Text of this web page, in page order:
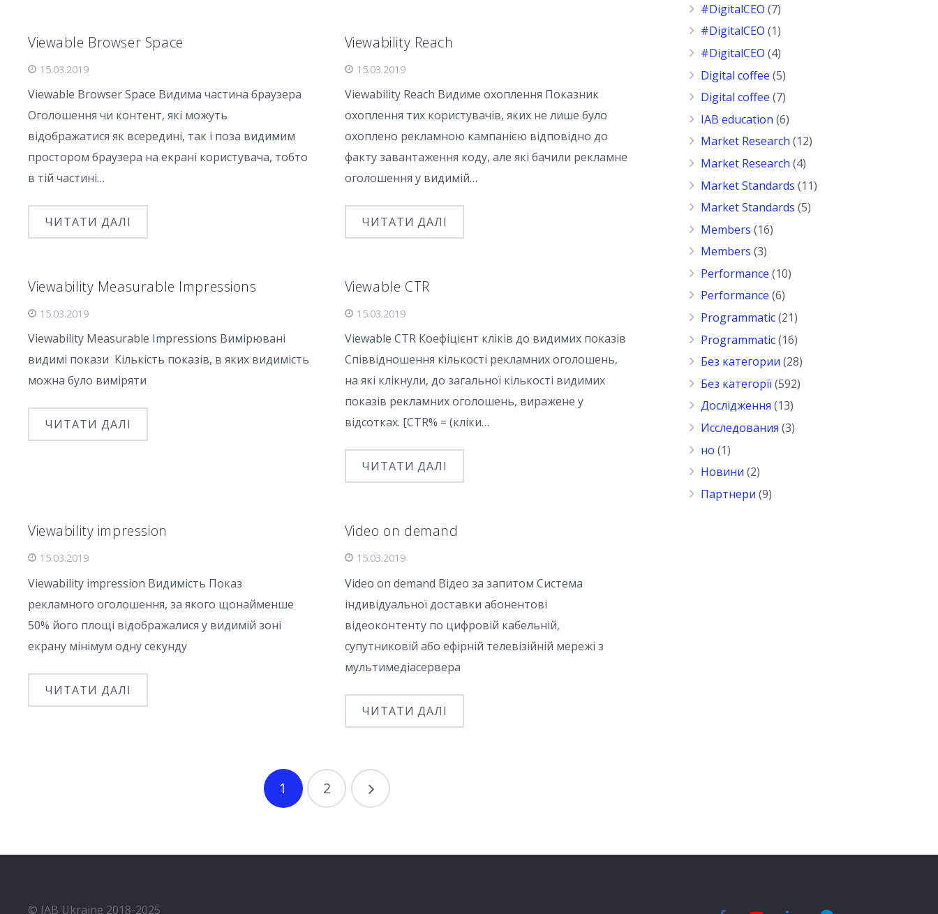
Viewable Browser Space
15.03.2019
Viewable Browser Space Видима частина браузера
Оголошення чи контент, які можуть
відображатися як всередині, так і поза видимим
простором браузера на екрані користувача, тобто
в тій частині…
ЧИТАТИ ДАЛІ
Viewability Reach
15.03.2019
Viewability Reach Видиме охоплення Показник
охоплення тих користувачів, яких не лише було
охоплено рекламною кампанією відповідно до
факту завантаження коду, але які бачили рекламне
оголошення у видимій…
ЧИТАТИ ДАЛІ
Viewability Measurable Impressions
15.03.2019
Viewability Measurable Impressions Вимірювані
видимі покази Кількість показів, в яких видимість
можна було виміряти
ЧИТАТИ ДАЛІ
Viewable CTR
15.03.2019
Viewable CTR Коефіцієнт кліків до видимих показів
Співвідношення кількості рекламних оголошень,
на які клікнули, до загальної кількості видимих
показів рекламних оголошень, виражене у
відсотках. [CTR% = (кліки…
ЧИТАТИ ДАЛІ
Viewability impression
15.03.2019
Viewability impression Видимість Показ
рекламного оголошення, за якого щонайменше
50% його площі відображалися у видимій зоні
екрану мінімум одну секунду
ЧИТАТИ ДАЛІ
Video on demand
15.03.2019
Video on demand Відео за запитом Система
індивідуальної доставки абонентові
відеоконтенту по цифровій кабельній,
супутниковій або ефірній телевізійній мережі з
мультимедіасервера
ЧИТАТИ ДАЛІ
1 2
#DigitalCEO (7)
#DigitalCEO (1)
#DigitalCEO (4)
Digital coffee (5)
Digital coffee (7)
IAB education (6)
Market Research (12)
Market Research (4)
Market Standards (11)
Market Standards (5)
Members (16)
Members (3)
Performance (10)
Performance (6)
Programmatic(21)
Programmatic(16)
Без категории (28)
Без категорії(592)
Дослідження (13)
Исследования (3)
но (1)
Новини (2)
Партнери (9)
© IAB Ukraine 2018-2025